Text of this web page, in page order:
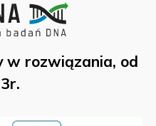
w rozwiązania, od